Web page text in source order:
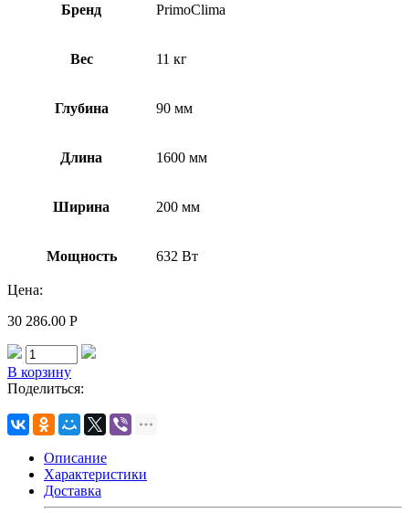
Бренд PrimoClima
Вес 11 кг
Глубина 90 мм
Длина 1600 мм
Ширина 200 мм
Мощность 632 Вт
Цена:
30 286.00 Р
В корзину
Поделиться:
Описание
Характеристики
Доставка